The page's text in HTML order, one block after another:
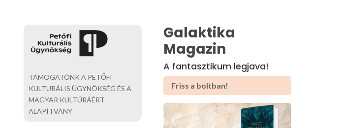
TÁMOGATÓNK A PETŐFI
KULTURÁLIS ÜGYNÖKSÉG ÉS A
MAGYAR KULTÚRÁÉRT
ALAPÍTVÁNY
Galaktika
Magazin
A fantasztikum legjava!
Friss a boltban!